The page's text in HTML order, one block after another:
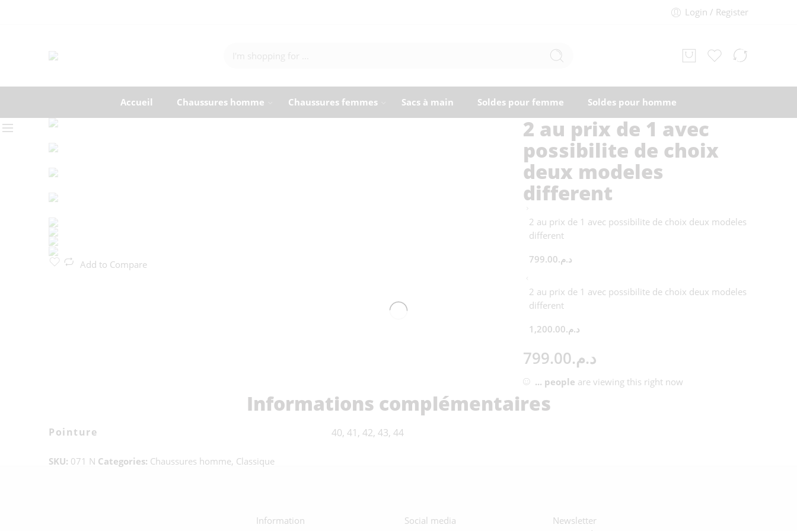
Login / Register
Accueil Chaussures homme Chaussures femmes Sacs à main Soldes pour femme Soldes pour homme
Add to Compare
2 au prix de 1 avec
possibilite de choix
deux modeles
different
2 au prix de 1 avec possibilite de choix deux modeles
different
د.م.799.00
2 au prix de 1 avec possibilite de choix deux modeles
different
د.م.1,200.00
د.م.799.00
... people are viewing this right now
Informations complémentaires
Pointure 40, 41, 42, 43, 44
SKU: 071 N Categories: Chaussures homme, Classique
Information Social media
Newsletter